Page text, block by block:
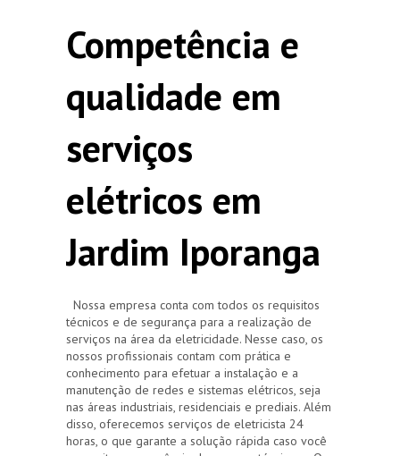
Competência e
qualidade em
serviços
elétricos em
Jardim Iporanga
Nossa empresa conta com todos os requisitos
técnicos e de segurança para a realização de
serviços na área da eletricidade. Nesse caso, os
nossos profissionais contam com prática e
conhecimento para efetuar a instalação e a
manutenção de redes e sistemas elétricos, seja
nas áreas industriais, residenciais e prediais. Além
disso, oferecemos serviços de eletricista 24
horas, o que garante a solução rápida caso você